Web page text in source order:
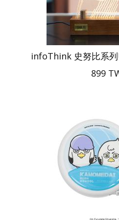
infoThink 史努比系
899